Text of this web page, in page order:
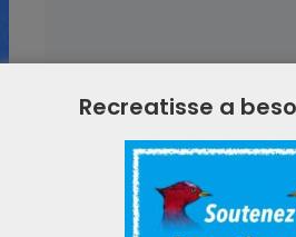
Recreatisse a